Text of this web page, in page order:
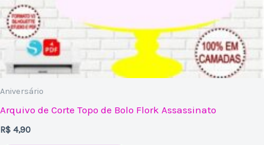
Aniversário
Arquivo de Corte Topo de Bolo Flork Assassinato
R$ 4,90